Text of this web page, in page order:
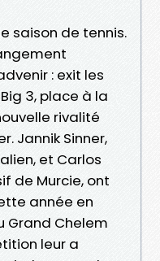
saison de tennis.
: exit les
3, place à la
rivalité
Jannik Sinner,
et Carlos
de Murcie, ont
année en
Grand Chelem
leur a